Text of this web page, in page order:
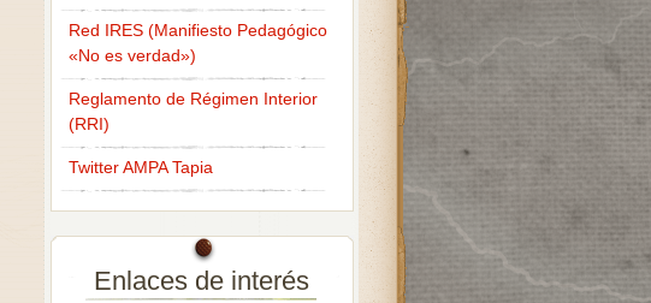
Red IRES (Manifiesto Pedagógico
«No es verdad»)
Reglamento de Régimen Interior
(RRI)
Twitter AMPA Tapia
Enlaces de interés